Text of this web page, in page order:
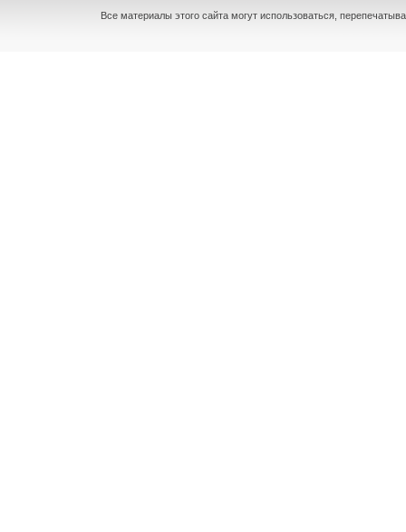
Все материалы этого сайта могут использоваться,